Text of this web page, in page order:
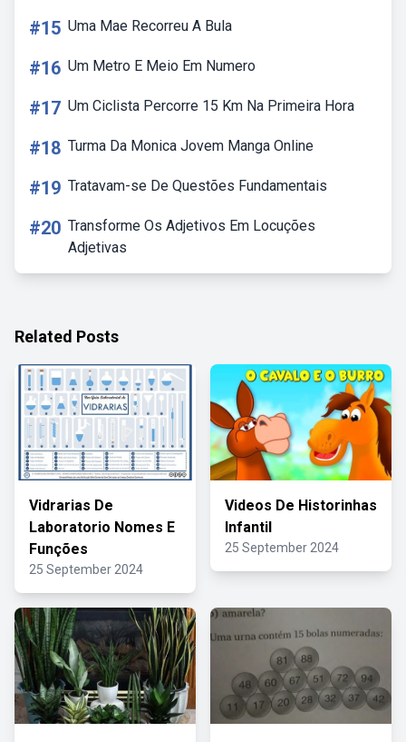
#15 Uma Mae Recorreu A Bula
#16 Um Metro E Meio Em Numero
#17 Um Ciclista Percorre 15 Km Na Primeira Hora
#18 Turma Da Monica Jovem Manga Online
#19 Tratavam-se De Questões Fundamentais
#20 Transforme Os Adjetivos Em Locuções
Adjetivas
Related Posts
Vidrarias De
Laboratorio Nomes E
Funções
25 September 2024
Videos De Historinhas
Infantil
25 September 2024